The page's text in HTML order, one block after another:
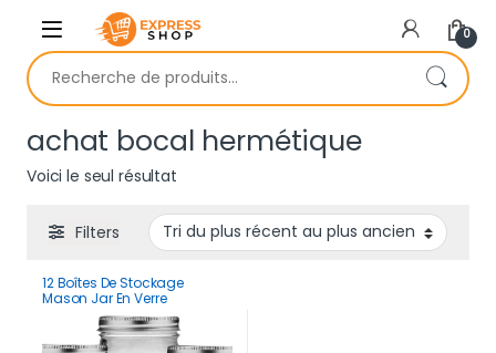
Skip to navigation
Skip to content
0
Recherche pour :
achat bocal hermétique
Voici le seul résultat
Filters
12 Boîtes De Stockage
Mason Jar En Verre
Hermétique 480 ml
Multifonction Haute Qualité